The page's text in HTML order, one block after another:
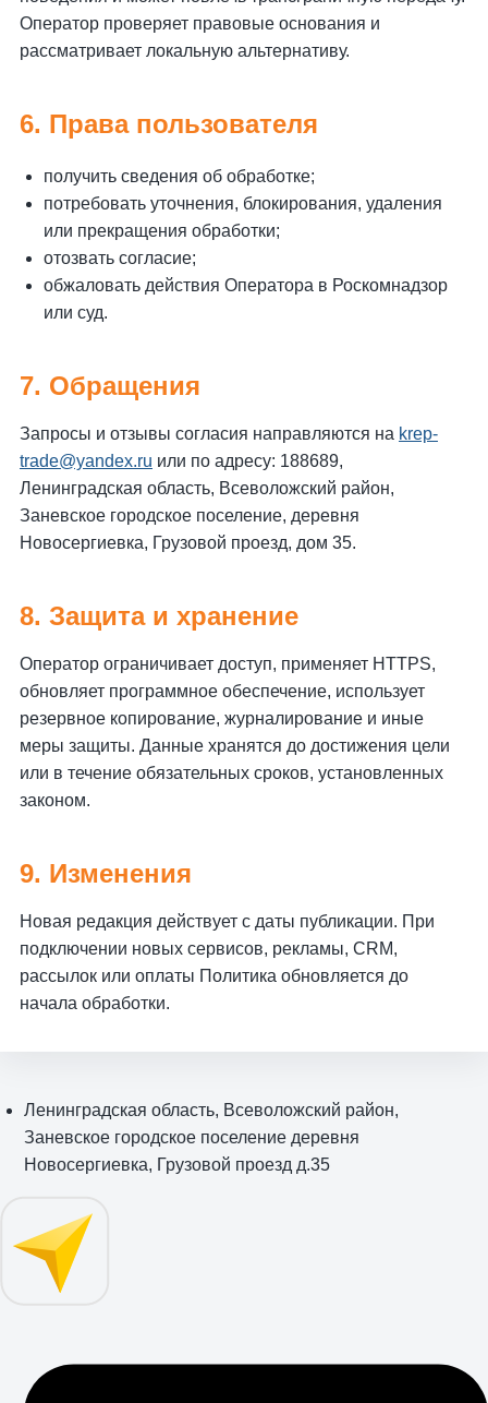
Оператор проверяет правовые основания и
рассматривает локальную альтернативу.
6. Права пользователя
получить сведения об обработке;
потребовать уточнения, блокирования, удаления
или прекращения обработки;
отозвать согласие;
обжаловать действия Оператора в Роскомнадзор
или суд.
7. Обращения
Запросы и отзывы согласия направляются на krep-
trade@yandex.ru или по адресу: 188689,
Ленинградская область, Всеволожский район,
Заневское городское поселение, деревня
Новосергиевка, Грузовой проезд, дом 35.
8. Защита и хранение
Оператор ограничивает доступ, применяет HTTPS,
обновляет программное обеспечение, использует
резервное копирование, журналирование и иные
меры защиты. Данные хранятся до достижения цели
или в течение обязательных сроков, установленных
законом.
9. Изменения
Новая редакция действует с даты публикации. При
подключении новых сервисов, рекламы, CRM,
рассылок или оплаты Политика обновляется до
начала обработки.
Ленинградская область, Всеволожский район,
Заневское городское поселение деревня
Новосергиевка, Грузовой проезд д.35